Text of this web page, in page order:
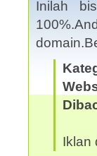
Inilah
Iklan